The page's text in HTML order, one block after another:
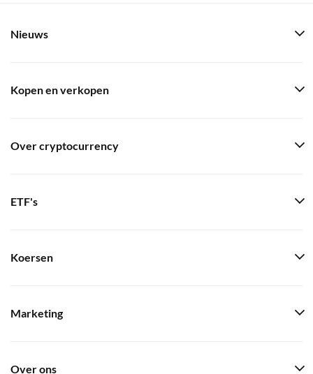
Nieuws
Kopen en verkopen
Over cryptocurrency
ETF's
Koersen
Marketing
Over ons